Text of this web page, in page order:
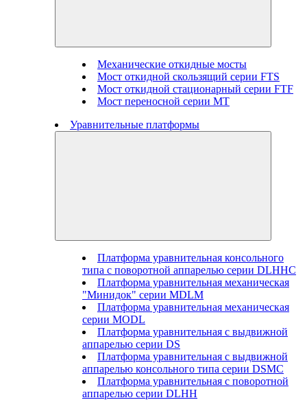
Механические откидные мосты
Мост откидной скользящий серии FTS
Мост откидной стационарный серии FTF
Мост переносной серии MT
Уравнительные платформы
Платформа уравнительная консольного
типа с поворотной аппарелью серии DLHHC
Платформа уравнительная механическая
"Минидок" серии MDLM
Платформа уравнительная механическая
серии MODL
Платформа уравнительная с выдвижной
аппарелью серии DS
Платформа уравнительная с выдвижной
аппарелью консольного типа серии DSMC
Платформа уравнительная с поворотной
аппарелью серии DLHH